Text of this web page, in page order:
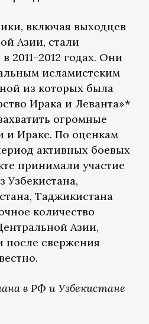
включая выходцев
Азии, стали
2011–2012 годах. Они
исламистским
из которых была
Ирака и Леванта»*
огромные
и Ираке. По оценкам
активных боевых
принимали участие
Узбекистана,
Таджикистана
количество
Азии,
после свержения
в РФ и Узбекистане